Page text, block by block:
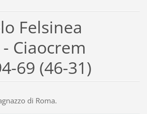
Felsinea
Ciaocrem
69 (46-31)
di Roma.